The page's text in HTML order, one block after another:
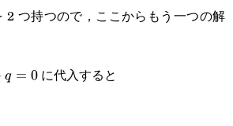
2 つ持つので，ここからもう一つの解
q = 0に代入すると